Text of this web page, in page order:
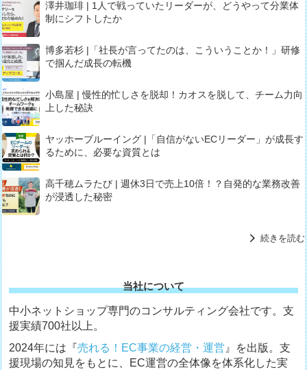
澤井珈琲 | 1人で戦っていたリーダーが、どうやって分業体
制にシフトしたか
博多若杉 |「社長が言ってたのは、こういうことか！」研修
で掴んだ成長の転機
小島屋 | 慢性的忙しさを脱却！カオスを脱して、チーム力向
上した秘訣
ヤッホーブルーイング |「自信がないECリーダー」が成長す
るために、必要な資質とは
高千穂ムラたび | 週休3日で売上10倍！？自発的な業務改善
が浸透した秘密
続きを読む
当社について
中小ネットショップ専門のコンサルティング会社です。支
援実績700社以上。
2024年には『売れる！EC事業の経営・運営 』を出版。支
援現場の知見をもとに、EC運営の全体像を体系化した実